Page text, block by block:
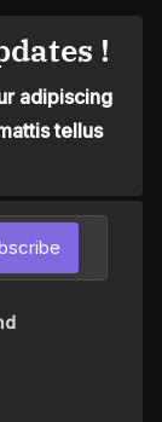
!
adipiscing
tellus